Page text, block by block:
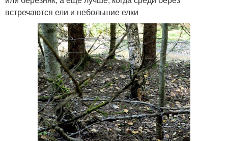
встречаются ели и небольшие елки